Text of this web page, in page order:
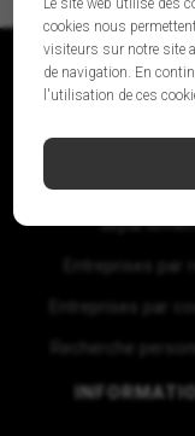
Entreprises par
Entreprises par
Recherche
Le site web utilise des
cookies nous
visiteurs sur notre site
de navigation. En
l'utilisation de ces